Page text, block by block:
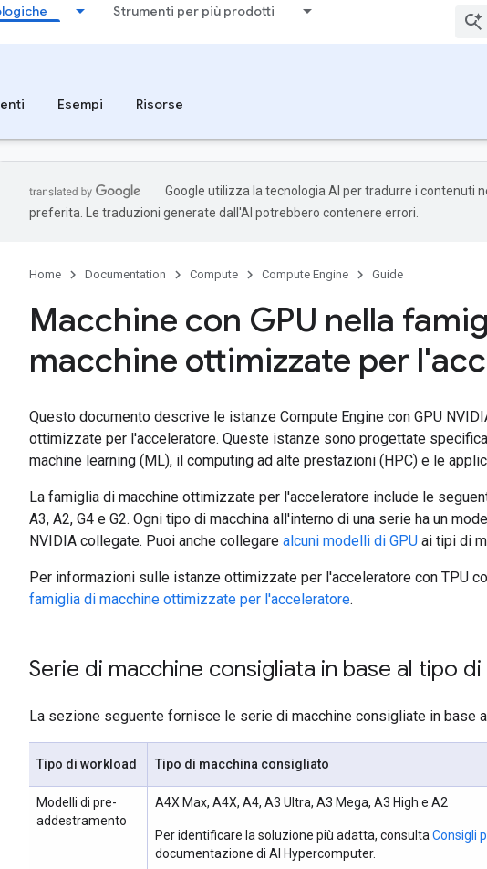
Strumenti per più prodotti
Esempi Risorse
Google utilizza la tecnologia AI per tradurre i contenuti
preferita. Le traduzioni generate dall'AI potrebbero contenere errori.
Home Documentation Compute Compute Engine Guide
Macchine con GPU nella
macchine ottimizzate per
Questo documento descrive le istanze Compute Engine con GPU
ottimizzate per l'acceleratore. Queste istanze sono progettate
machine learning (ML), il computing ad alte prestazioni (HPC) e le
La famiglia di macchine ottimizzate per l'acceleratore include le
A3, A2, G4 e G2. Ogni tipo di macchina all'interno di una serie ha un
NVIDIA collegate. Puoi anche collegare alcuni modelli di GPU ai tipi di
Per informazioni sulle istanze ottimizzate per l'acceleratore con TPU
famiglia di macchine ottimizzate per l'acceleratore.
Serie di macchine consigliata in base al tipo
La sezione seguente fornisce le serie di macchine consigliate in base
Tipo di workload Tipo di macchina consigliato
Modelli di pre-
addestramento
A4X Max, A4X, A4, A3 Ultra, A3 Mega, A3 High e A2
Per identificare la soluzione più adatta, consulta Consigli
documentazione di AI Hypercomputer.